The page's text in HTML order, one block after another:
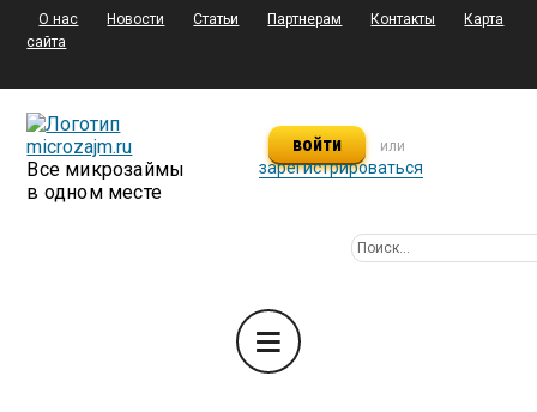
О нас Новости Статьи Партнерам Контакты
Карта
сайта
Все микрозаймы
в одном месте
войти или
зарегистрироваться